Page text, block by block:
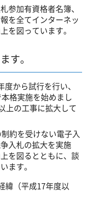
参加有資格者名簿、
を全てインターネッ
を図っています。
す。
から試行を行い、
格実施を始めまし
上の工事に拡大して
約を受けない電子入
入札の拡大を実施
を図るとともに、談
ます。
緯（平成17年度以